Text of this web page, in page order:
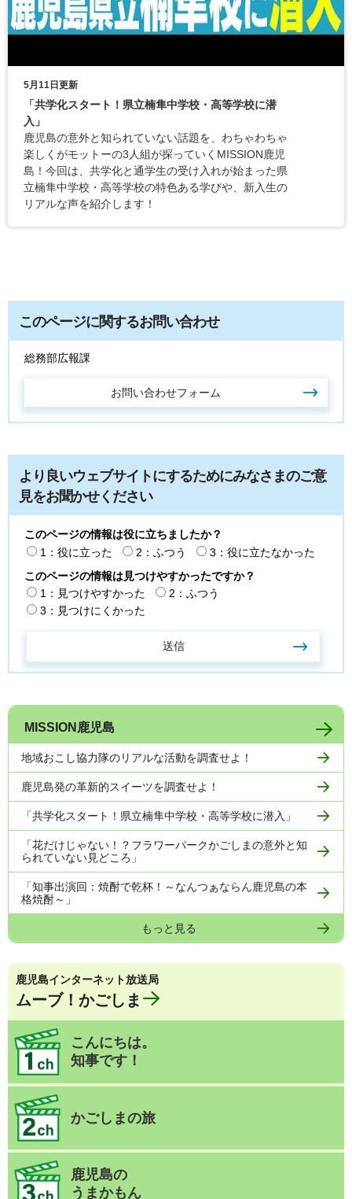
5月11日更新
「共学化スタート！県立楠隼中学校・高等学校に潜
入」
鹿児島の意外と知られていない話題を、わちゃわちゃ
楽しくがモットーの3人組が探っていくMISSION鹿児
島！今回は、共学化と通学生の受け入れが始まった県
立楠隼中学校・高等学校の特色ある学びや、新入生の
リアルな声を紹介します！
このページに関するお問い合わせ
総務部広報課
より良いウェブサイトにするためにみなさまのご意
見をお聞かせください
このページの情報は役に立ちましたか？
1：役に立った
2：ふつう
3：役に立たなかった
このページの情報は見つけやすかったですか？
1：見つけやすかった
2：ふつう
3：見つけにくかった
MISSION鹿児島
地域おこし協力隊のリアルな活動を調査せよ！
鹿児島発の革新的スイーツを調査せよ！
「共学化スタート！県立楠隼中学校・高等学校に潜入」
「花だけじゃない！？フラワーパークかごしまの意外と知
られていない見どころ」
「知事出演回：焼酎で乾杯！～なんつぁならん鹿児島の本
格焼酎～」
もっと見る
鹿児島インターネット放送局
ムーブ！かごしま
こんにちは。
知事です！
かごしまの旅
鹿児島の
うまかもん